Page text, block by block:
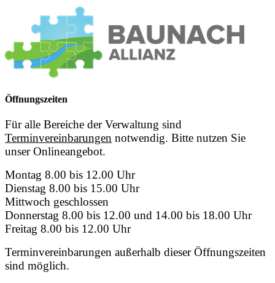
Öffnungszeiten
Für alle Bereiche der Verwaltung sind
Terminvereinbarungen notwendig. Bitte nutzen Sie
unser Onlineangebot.
Montag 8.00 bis 12.00 Uhr
Dienstag 8.00 bis 15.00 Uhr
Mittwoch geschlossen
Donnerstag 8.00 bis 12.00 und 14.00 bis 18.00 Uhr
Freitag 8.00 bis 12.00 Uhr
Terminvereinbarungen außerhalb dieser Öffnungszeiten
sind möglich.